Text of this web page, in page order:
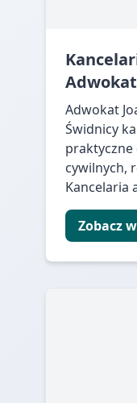
Adwokat
Świdnicy
cywilnych,
Kancelaria
Zobacz